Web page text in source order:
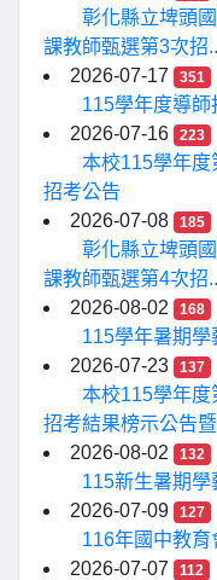
彰化縣立埤頭
課教師甄選第3次招
2026-07-17
351
115學年度導師
2026-07-16
223
本校115學年度
招考公告
2026-07-08
185
彰化縣立埤頭
課教師甄選第4次招
2026-08-02
168
115學年暑期
2026-07-23
137
本校115學年度
招考結果榜示公告
2026-08-02
132
115新生暑期
2026-07-09
127
116年國中教育
2026-07-07
112